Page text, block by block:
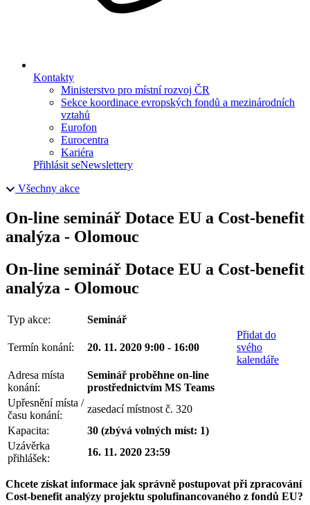
Kontakty
Ministerstvo pro místní rozvoj ČR
Sekce koordinace evropských fondů a mezinárodních
vztahů
Eurofon
Eurocentra
Kariéra
Přihlásit seNewslettery
Všechny akce
On-line seminář Dotace EU a Cost-benefit
analýza - Olomouc
On-line seminář Dotace EU a Cost-benefit
analýza - Olomouc
Typ akce: Seminář
Termín konání: 20. 11. 2020 9:00 - 16:00
Přidat do
svého
kalendáře
Adresa místa
konání:
Seminář proběhne on-line
prostřednictvím MS Teams
Upřesnění místa /
času konání:
zasedací místnost č. 320
Kapacita:
30 (zbývá volných míst: 1)
Uzávěrka
přihlášek:
16. 11. 2020 23:59
Chcete získat informace jak správně postupovat při zpracování
Cost-benefit analýzy projektu spolufinancovaného z fondů EU?